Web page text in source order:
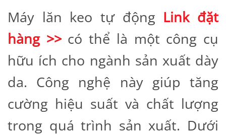
Máy lăn keo tự động Link đặt
hàng >>có thể là một công cụ
hữu ích cho ngành sản xuất dày
da. Công nghệ này giúp tăng
cường hiệu suất và chất lượng
trong quá trình sản xuất. Dưới